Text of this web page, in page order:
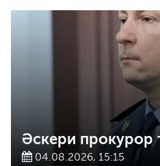
Әскери прокурор
04.08.2026, 15:15